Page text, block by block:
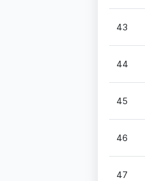
43
44
45
46
47